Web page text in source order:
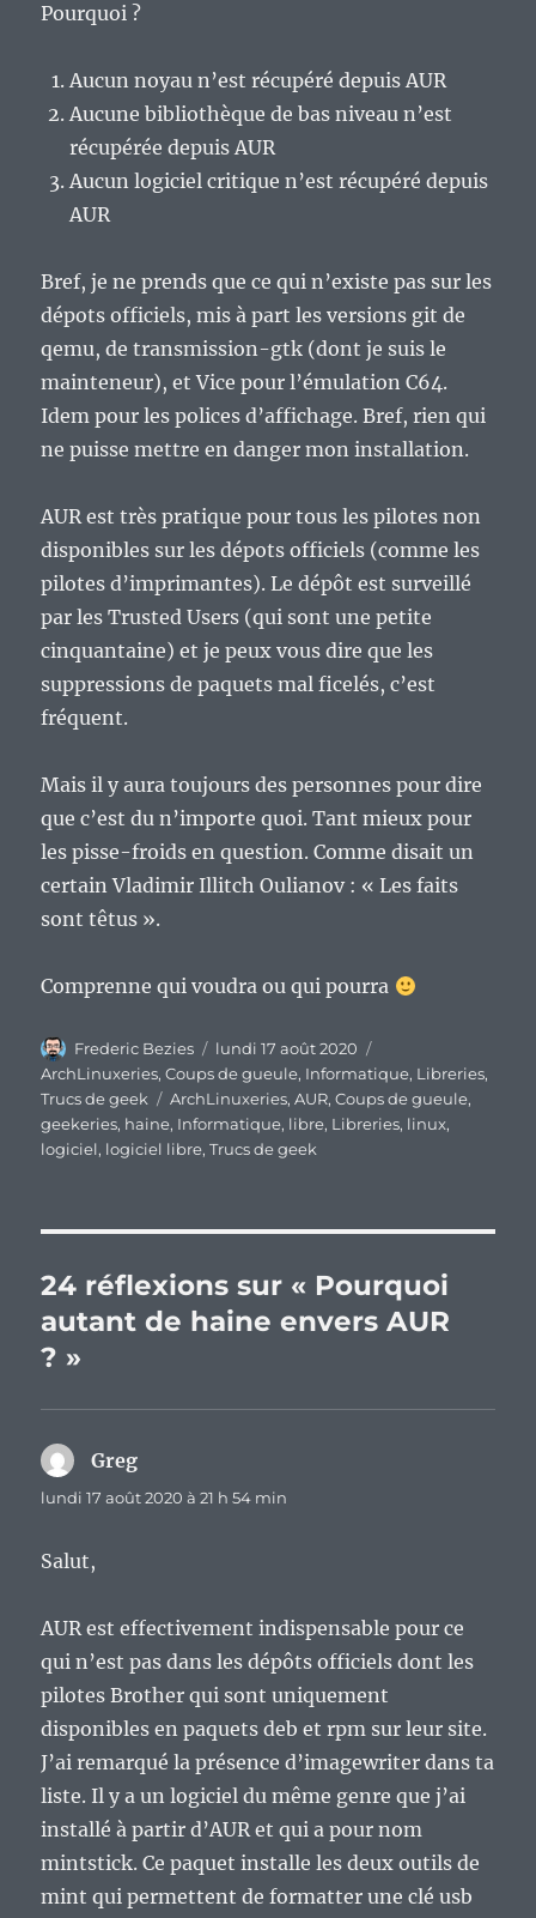
Pourquoi ?
Aucun noyau n’est récupéré depuis AUR
Aucune bibliothèque de bas niveau n’est
récupérée depuis AUR
Aucun logiciel critique n’est récupéré depuis
AUR
Bref, je ne prends que ce qui n’existe pas sur les
dépots officiels, mis à part les versions git de
qemu, de transmission-gtk (dont je suis le
mainteneur), et Vice pour l’émulation C64.
Idem pour les polices d’affichage. Bref, rien qui
ne puisse mettre en danger mon installation.
AUR est très pratique pour tous les pilotes non
disponibles sur les dépots officiels (comme les
pilotes d’imprimantes). Le dépôt est surveillé
par les Trusted Users (qui sont une petite
cinquantaine) et je peux vous dire que les
suppressions de paquets mal ficelés, c’est
fréquent.
Mais il y aura toujours des personnes pour dire
que c’est du n’importe quoi. Tant mieux pour
les pisse-froids en question. Comme disait un
certain Vladimir Illitch Oulianov : « Les faits
sont têtus ».
Comprenne qui voudra ou qui pourra
Auteur
Frederic Bezies
Publié
le
lundi 17 août 2020
ArchLinuxeries,Coups de gueule, Informatique, Libreries,
Trucs de geek
Étiquettes
ArchLinuxeries,AUR,Coups de gueule,
geekeries, haine, Informatique, libre, Libreries, linux,
logiciel, logiciel libre,Trucs de geek
24 réflexions sur « Pourquoi
autant de haine envers AUR
? »
Greg
lundi 17 août 2020 à 21 h 54 min
Salut,
AUR est effectivement indispensable pour ce
qui n’est pas dans les dépôts officiels dont les
pilotes Brother qui sont uniquement
disponibles en paquets deb et rpm sur leur site.
J’ai remarqué la présence d’imagewriter dans ta
liste. Il y a un logiciel du même genre que j’ai
installé à partir d’AUR et qui a pour nom
mintstick. Ce paquet installe les deux outils de
mint qui permettent de formatter une clé usb